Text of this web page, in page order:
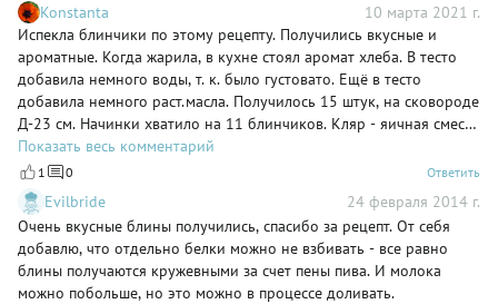
Konstanta
10 марта 2021 г.
Испекла блинчики по этому рецепту. Получились вкусные и
ароматные. Когда жарила, в кухне стоял аромат хлеба. В тесто
добавила немного воды, т. к. было густовато. Ещё в тесто
добавила немного раст.масла. Получилось 15 штук, на сковороде
Д-23 см. Начинки хватило на 11 блинчиков. Кляр - яичная смесь
- немного остался. Было бы правильнее указать в ингредиентах
отдельно состав для теста, начинки и кляра. Спасибо за рецепт!
Показать весь комментарий
1 0 Ответить
Evilbride
24 февраля 2014 г.
Очень вкусные блины получились, спасибо за рецепт. От себя
добавлю, что отдельно белки можно не взбивать - все равно
блины получаются кружевными за счет пены пива. И молока
можно побольше, но это можно в процессе доливать.